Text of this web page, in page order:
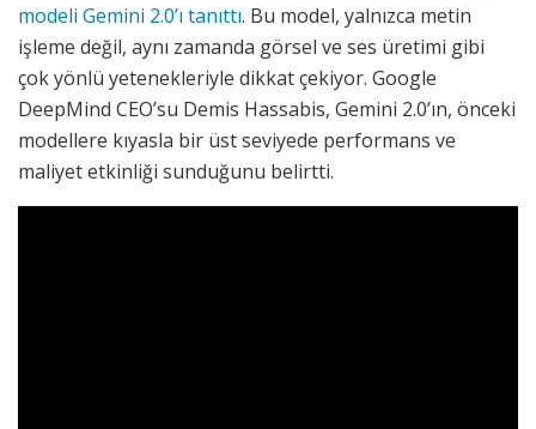
modeli Gemini 2.0’ı tanıttı. Bu model, yalnızca metin
işleme değil, aynı zamanda görsel ve ses üretimi gibi
çok yönlü yetenekleriyle dikkat çekiyor. Google
DeepMind CEO’su Demis Hassabis, Gemini 2.0’ın, önceki
modellere kıyasla bir üst seviyede performans ve
maliyet etkinliği sunduğunu belirtti.